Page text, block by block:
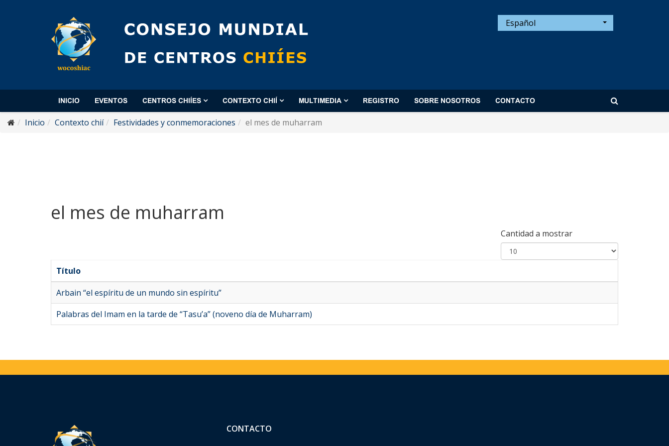
Español
INICIO EVENTOS CENTROS CHIÍES CONTEXTO CHIÍ MULTIMEDIA REGISTRO SOBRE NOSOTROS CONTACTO
Inicio Contexto chií Festividades y conmemoraciones el mes de muharram
el mes de muharram
Cantidad a mostrar
Título
Arbain “el espíritu de un mundo sin espíritu”
Palabras del Imam en la tarde de “Tasu’a” (noveno día de Muharram)
CONTACTO